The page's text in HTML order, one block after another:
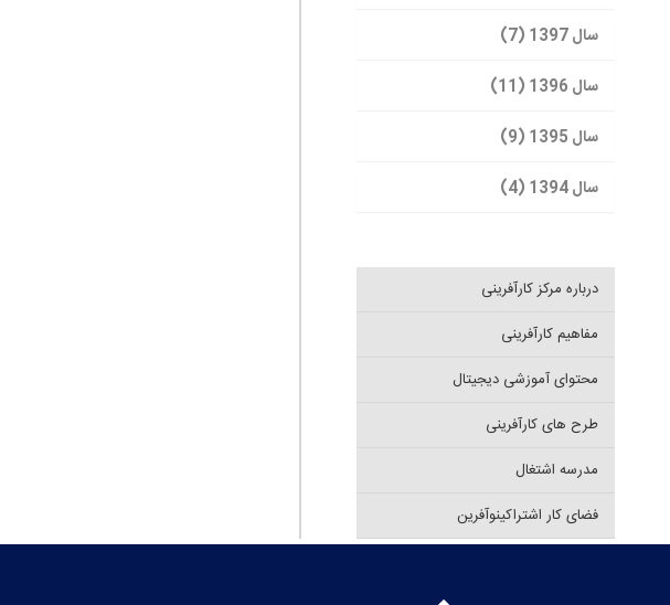
سال 1397 (7)
سال 1396 (11)
سال 1395 (9)
سال 1394 (4)
درباره مرکز کارآفرینی
مفاهیم کارآفرینی
محتوای آموزشی دیجیتال
طرح های کارآفرینی
مدرسه اشتغال
فضای کار اشتراکینوآفرین